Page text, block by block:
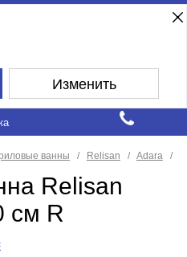
Изменить
ванны Relisan Adara
Relisan
см R